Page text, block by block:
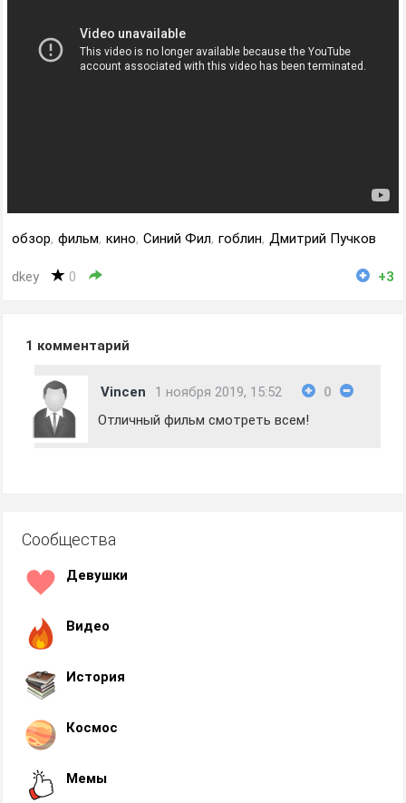
обзор, фильм, кино, Синий Фил, гоблин, Дмитрий Пучков
dkey 0 +3
1 комментарий
Vincen 1 ноября 2019, 15:52
0
Отличный фильм смотреть всем!
Сообщества
Девушки
Видео
История
Космос
Мемы